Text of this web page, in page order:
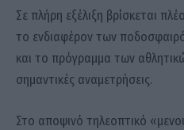
Σε πλήρη εξέλιξη βρίσκεται
το ενδιαφέρον των
και το πρόγραμμα των
σημαντικές αναμετρήσεις.
Στο αποψινό τηλεοπτικό